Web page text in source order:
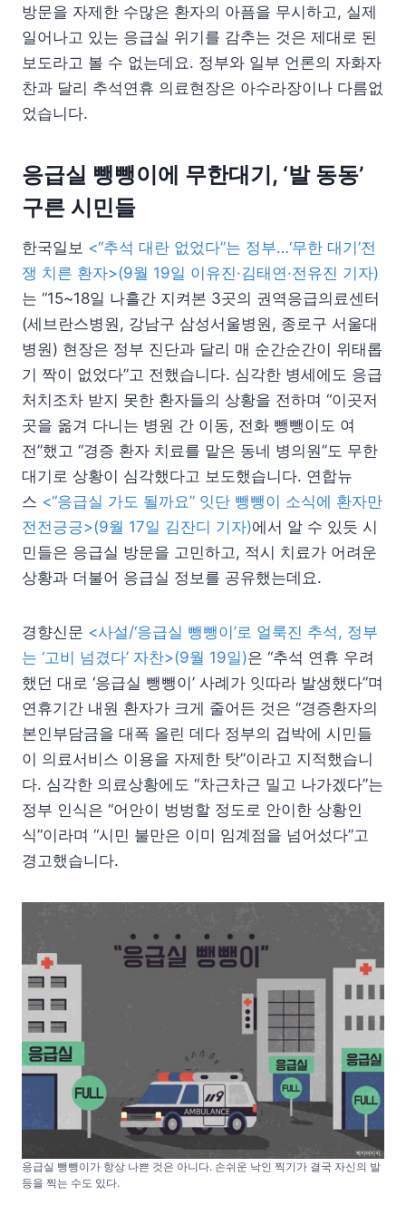
방문을 자제한 수많은 환자의 아픔을 무시하고, 실제
일어나고 있는 응급실 위기를 감추는 것은 제대로 된
보도라고 볼 수 없는데요. 정부와 일부 언론의 자화자
찬과 달리 추석연휴 의료현장은 아수라장이나 다름없
었습니다.
응급실 뺑뺑이에 무한대기, ‘발 동동’
구른 시민들
한국일보 <“추석 대란 없었다”는 정부…‘무한 대기’전
쟁 치른 환자>(9월 19일 이유진·김태연·전유진 기자)
는 “15~18일 나흘간 지켜본 3곳의 권역응급의료센터
(세브란스병원, 강남구 삼성서울병원, 종로구 서울대
병원) 현장은 정부 진단과 달리 매 순간순간이 위태롭
기 짝이 없었다”고 전했습니다. 심각한 병세에도 응급
처치조차 받지 못한 환자들의 상황을 전하며 “이곳저
곳을 옮겨 다니는 병원 간 이동, 전화 뺑뺑이도 여
전”했고 “경증 환자 치료를 맡은 동네 병의원”도 무한
대기로 상황이 심각했다고 보도했습니다. 연합뉴
스 <“응급실 가도 될까요” 잇단 뺑뺑이 소식에 환자만
전전긍긍>(9월 17일 김잔디 기자)에서 알 수 있듯 시
민들은 응급실 방문을 고민하고, 적시 치료가 어려운
상황과 더불어 응급실 정보를 공유했는데요.
경향신문 <사설/‘응급실 뺑뺑이’로 얼룩진 추석, 정부
는 ‘고비 넘겼다’ 자찬>(9월 19일)은 “추석 연휴 우려
했던 대로 ‘응급실 뺑뺑이’ 사례가 잇따라 발생했다”며
연휴기간 내원 환자가 크게 줄어든 것은 “경증환자의
본인부담금을 대폭 올린 데다 정부의 겁박에 시민들
이 의료서비스 이용을 자제한 탓”이라고 지적했습니
다. 심각한 의료상황에도 “차근차근 밀고 나가겠다”는
정부 인식은 “어안이 벙벙할 정도로 안이한 상황인
식”이라며 “시민 불만은 이미 임계점을 넘어섰다”고
경고했습니다.
응급실 뺑뺑이가 항상 나쁜 것은 아니다. 손쉬운 낙인 찍기가 결국 자신의 발
등을 찍는 수도 있다.